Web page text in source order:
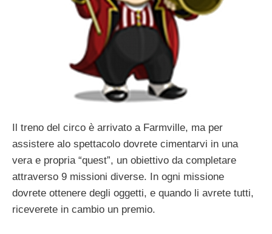
Il treno del circo è arrivato a Farmville, ma per
assistere alo spettacolo dovrete cimentarvi in una
vera e propria “quest”, un obiettivo da completare
attraverso 9 missioni diverse. In ogni missione
dovrete ottenere degli oggetti, e quando li avrete tutti,
riceverete in cambio un premio.